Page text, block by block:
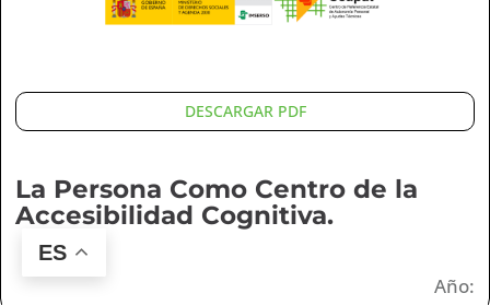
DESCARGAR PDF
La Persona Como Centro de la
Accesibilidad Cognitiva.
Año:
ES